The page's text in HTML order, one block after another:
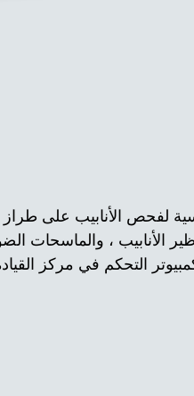
الأنابيب ، والماسحات